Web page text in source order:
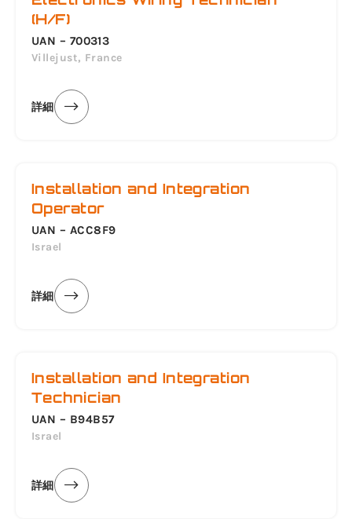
(H/F)
UAN – 700313
Villejust, France
詳細
Installation and Integration
Operator
UAN – ACC8F9
Israel
詳細
Installation and Integration
Technician
UAN – B94B57
Israel
詳細